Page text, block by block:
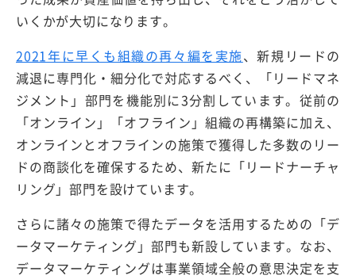
いくかが大切になります。
2021年に早くも組織の再々編を実施、新規リードの
減退に専門化・細分化で対応するべく、「リードマネ
ジメント」部門を機能別に3分割しています。従前の
「オンライン」「オフライン」組織の再構築に加え、
オンラインとオフラインの施策で獲得した多数のリー
ドの商談化を確保するため、新たに「リードナーチャ
リング」部門を設けています。
さらに諸々の施策で得たデータを活用するための「デ
ータマーケティング」部門も新設しています。なお、
データマーケティングは事業領域全般の意思決定を支